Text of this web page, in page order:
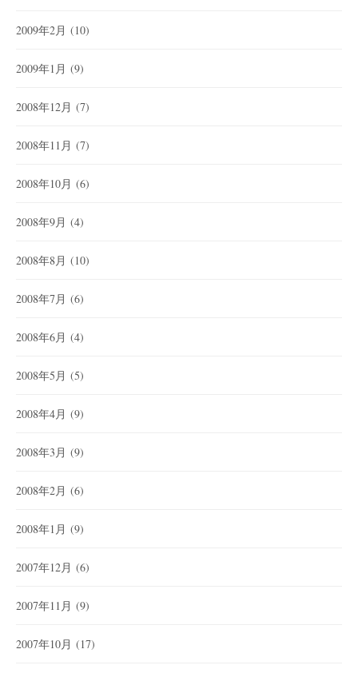
2009年2月 (10)
2009年1月 (9)
2008年12月 (7)
2008年11月 (7)
2008年10月 (6)
2008年9月 (4)
2008年8月 (10)
2008年7月 (6)
2008年6月 (4)
2008年5月 (5)
2008年4月 (9)
2008年3月 (9)
2008年2月 (6)
2008年1月 (9)
2007年12月 (6)
2007年11月 (9)
2007年10月 (17)